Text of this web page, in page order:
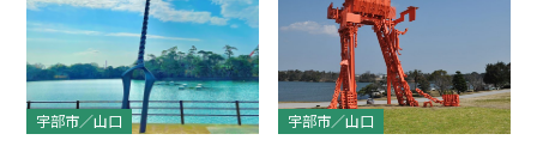
宇部市／山口 宇部市／山口